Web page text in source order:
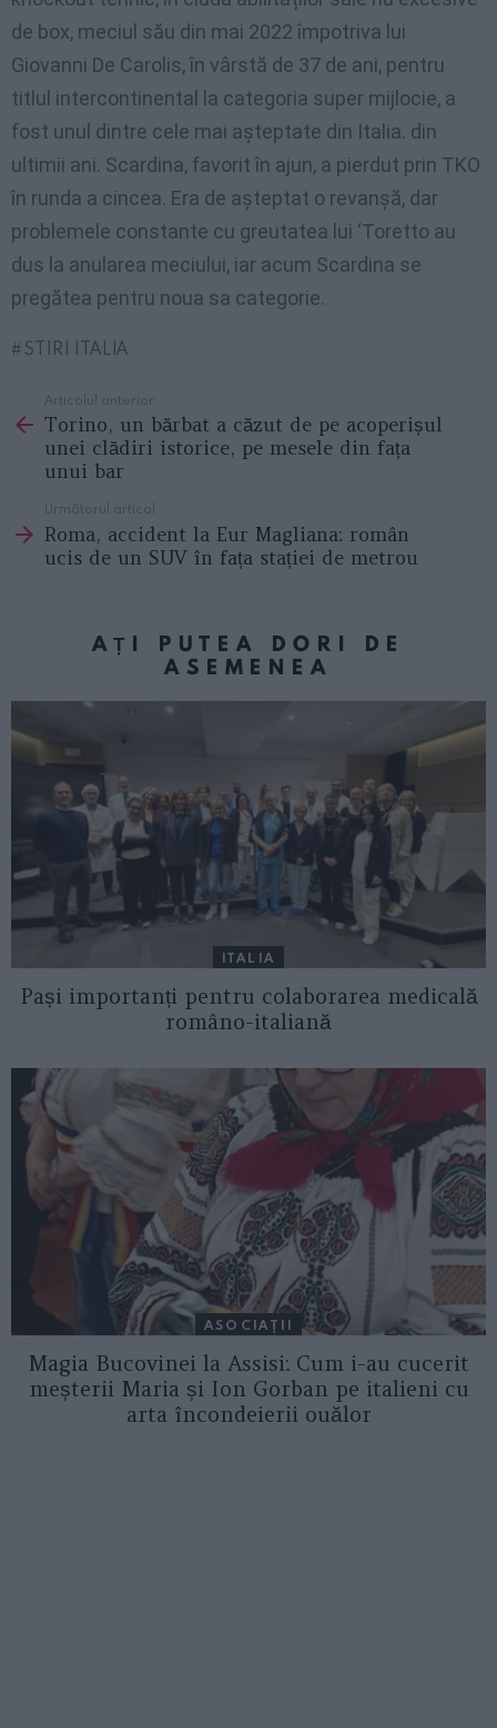
de box, meciul său din mai 2022 împotriva lui
Giovanni De Carolis, în vârstă de 37 de ani, pentru
titlul intercontinental la categoria super mijlocie, a
fost unul dintre cele mai așteptate din Italia. din
ultimii ani. Scardina, favorit în ajun, a pierdut prin TKO
în runda a cincea. Era de așteptat o revanșă, dar
problemele constante cu greutatea lui ‘Toretto au
dus la anularea meciului, iar acum Scardina se
pregătea pentru noua sa categorie.
STIRI ITALIA
more
Articolul anterior
Torino, un bărbat a căzut de pe acoperișul
unei clădiri istorice, pe mesele din fața
unui bar
Următorul articol
Roma, accident la Eur Magliana: român
ucis de un SUV în fața stației de metrou
AȚI PUTEA DORI DE
ASEMENEA
ITALIA
Pași importanți pentru colaborarea medicală
româno-italiană
ASOCIAŢII
Magia Bucovinei la Assisi: Cum i-au cucerit
meșterii Maria și Ion Gorban pe italieni cu
arta încondeierii ouălor